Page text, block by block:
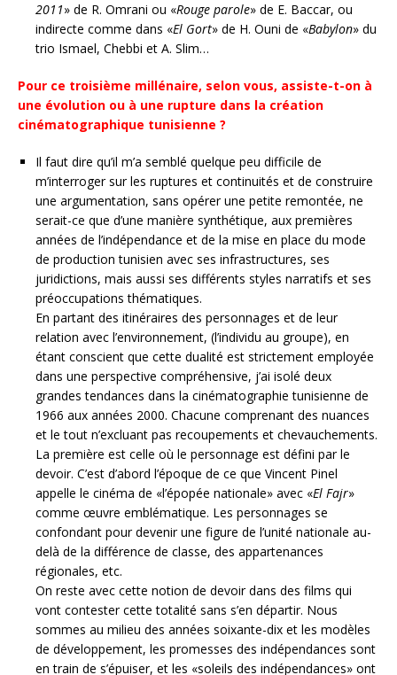
2011» de R. Omrani ou «Rouge parole» de E. Baccar, ou
indirecte comme dans «El Gort» de H. Ouni de «Babylon» du
trio Ismael, Chebbi et A. Slim…
Pour ce troisième millénaire, selon vous, assiste-t-on à
une évolution ou à une rupture dans la création
cinématographique tunisienne ?
Il faut dire qu’il m’a semblé quelque peu difficile de
m’interroger sur les ruptures et continuités et de construire
une argumentation, sans opérer une petite remontée, ne
serait-ce que d’une manière synthétique, aux premières
années de l’indépendance et de la mise en place du mode
de production tunisien avec ses infrastructures, ses
juridictions, mais aussi ses différents styles narratifs et ses
préoccupations thématiques.
En partant des itinéraires des personnages et de leur
relation avec l’environnement, (l’individu au groupe), en
étant conscient que cette dualité est strictement employée
dans une perspective compréhensive, j’ai isolé deux
grandes tendances dans la cinématographie tunisienne de
1966 aux années 2000. Chacune comprenant des nuances
et le tout n’excluant pas recoupements et chevauchements.
La première est celle où le personnage est défini par le
devoir. C’est d’abord l’époque de ce que Vincent Pinel
appelle le cinéma de «l’épopée nationale» avec «El Fajr»
comme œuvre emblématique. Les personnages se
confondant pour devenir une figure de l’unité nationale au-
delà de la différence de classe, des appartenances
régionales, etc.
On reste avec cette notion de devoir dans des films qui
vont contester cette totalité sans s’en départir. Nous
sommes au milieu des années soixante-dix et les modèles
de développement, les promesses des indépendances sont
en train de s’épuiser, et les «soleils des indépendances» ont